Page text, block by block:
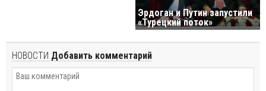
Эрдоган и Путин запустили
«Турецкий поток»
НОВОСТИ Добавить комментарий